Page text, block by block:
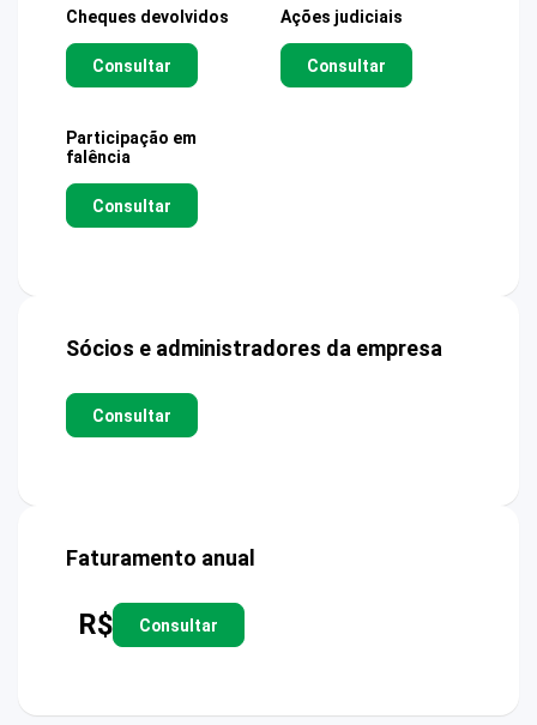
Cheques devolvidos
Consultar
Ações judiciais
Consultar
Participação em
falência
Consultar
Sócios e administradores da empresa
Consultar
Faturamento anual
R$ Consultar